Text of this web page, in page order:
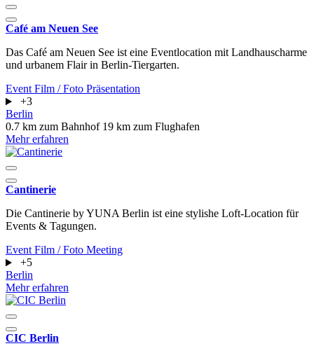
Café am Neuen See
Das Café am Neuen See ist eine Eventlocation mit Landhauscharme
und urbanem Flair in Berlin-Tiergarten.
Event Film / Foto Präsentation
+3
Berlin
0.7 km zum Bahnhof 19 km zum Flughafen
Mehr erfahren
Cantinerie
Die Cantinerie by YUNA Berlin ist eine stylishe Loft-Location für
Events & Tagungen.
Event Film / Foto Meeting
+5
Berlin
Mehr erfahren
CIC Berlin